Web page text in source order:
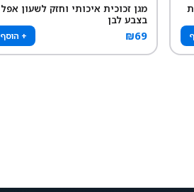
מגן זכוכית איכותי וחזק לשעון אפל
בצבע לבן
₪69 + הוסף